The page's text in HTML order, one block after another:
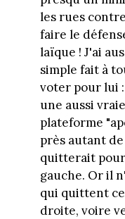
les rues
faire le
laïque ! J'ai
simple fait à
voter pour lui
une aussi
plateforme
près autant
quitterait
gauche. Or il
qui quittent
droite, voire